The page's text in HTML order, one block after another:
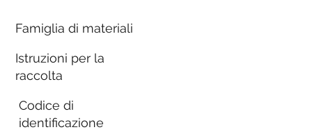
Famiglia di materiali
Istruzioni per la
raccolta
Codice di
identificazione